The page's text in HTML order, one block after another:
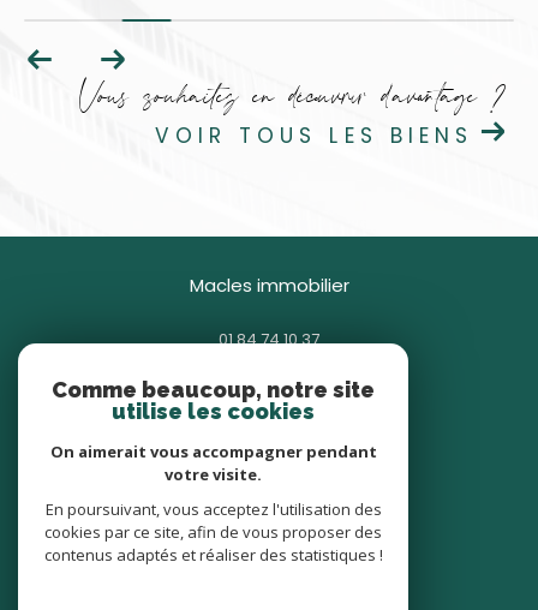
Vous souhaitez en découvrir d'avantage ?
VOIR TOUS LES BIENS
macles immobilier
01 84 74 10 37
85 avenue Général Gallieni
93380 pierrefitte-sur-seine
nous suivre sur
Comme beaucoup, notre site
utilise les cookies
On aimerait vous accompagner pendant
votre visite.
En poursuivant, vous acceptez l'utilisation des
cookies par ce site, afin de vous proposer des
contenus adaptés et réaliser des statistiques !